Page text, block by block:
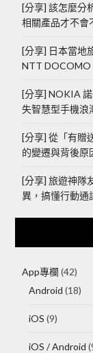
[分享] 該怎麼分
相關產品才不會
[分享] 日本當地
NTT DOCOMO
[分享] NOKIA
失智慧型手機浪
[分享] 從「有贈
的變遷與背後原
[分享] 旅遊神隊
異，搞懂行動通
App專欄 (42)
Android (18)
iOS (9)
iOS / Android